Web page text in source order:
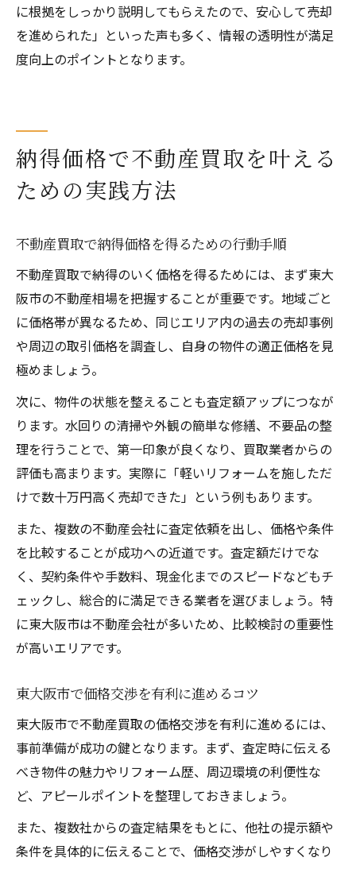
に根拠をしっかり説明してもらえたので、安心して売却
を進められた」といった声も多く、情報の透明性が満足
度向上のポイントとなります。
納得価格で不動産買取を叶える
ための実践方法
不動産買取で納得価格を得るための行動手順
不動産買取で納得のいく価格を得るためには、まず東大
阪市の不動産相場を把握することが重要です。地域ごと
に価格帯が異なるため、同じエリア内の過去の売却事例
や周辺の取引価格を調査し、自身の物件の適正価格を見
極めましょう。
次に、物件の状態を整えることも査定額アップにつなが
ります。水回りの清掃や外観の簡単な修繕、不要品の整
理を行うことで、第一印象が良くなり、買取業者からの
評価も高まります。実際に「軽いリフォームを施しただ
けで数十万円高く売却できた」という例もあります。
また、複数の不動産会社に査定依頼を出し、価格や条件
を比較することが成功への近道です。査定額だけでな
く、契約条件や手数料、現金化までのスピードなどもチ
ェックし、総合的に満足できる業者を選びましょう。特
に東大阪市は不動産会社が多いため、比較検討の重要性
が高いエリアです。
東大阪市で価格交渉を有利に進めるコツ
東大阪市で不動産買取の価格交渉を有利に進めるには、
事前準備が成功の鍵となります。まず、査定時に伝える
べき物件の魅力やリフォーム歴、周辺環境の利便性な
ど、アピールポイントを整理しておきましょう。
また、複数社からの査定結果をもとに、他社の提示額や
条件を具体的に伝えることで、価格交渉がしやすくなり